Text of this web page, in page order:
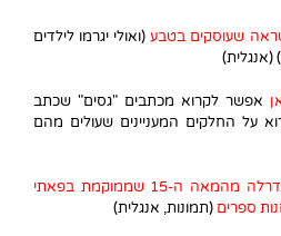
(ואולי יגרמו לילדים
(אנגלית)
אפשר לקרוא מכתבים "גסים" שכתב
על החלקים המעניינים שעולים מהם
קתדרלה מהמאה ה-15 שממוקמת בפאתי
ספרים (תמונות, אנגלית)